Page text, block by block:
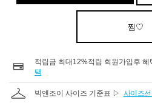
찜♡
적립금 최대12%적립 회원가입후
택
빅앤조이 사이즈 기준표 ▷ 사이즈